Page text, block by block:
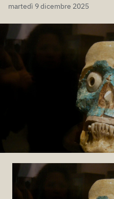
martedì 9 dicembre 2025